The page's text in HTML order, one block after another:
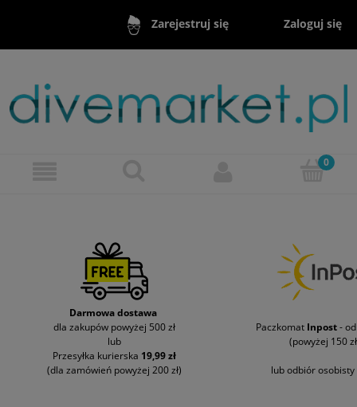
Zarejestruj się Zaloguj się
Darmowa dostawa
dla zakupów powyżej 500 zł
lub
Przesyłka kurierska 19,99 zł
(dla zamówień powyżej 200 zł)
Paczkomat Inpost-
(powyżej 150
lub odbiór